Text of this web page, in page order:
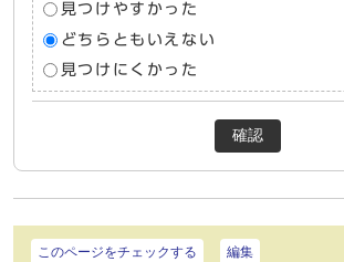
見つけやすかった
どちらともいえない
見つけにくかった
確認
このページをチェックする 編集